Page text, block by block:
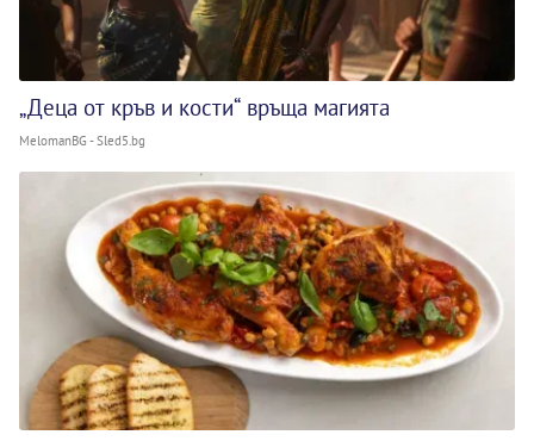
„Деца от кръв и кости“ връща магията
MelomanBG - Sled5.bg